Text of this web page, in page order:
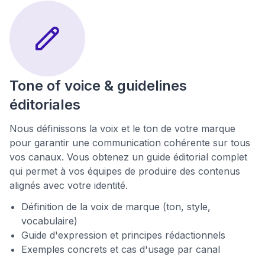
Tone of voice & guidelines
éditoriales
Nous définissons la voix et le ton de votre marque
pour garantir une communication cohérente sur tous
vos canaux. Vous obtenez un guide éditorial complet
qui permet à vos équipes de produire des contenus
alignés avec votre identité.
Définition de la voix de marque (ton, style,
vocabulaire)
Guide d'expression et principes rédactionnels
Exemples concrets et cas d'usage par canal